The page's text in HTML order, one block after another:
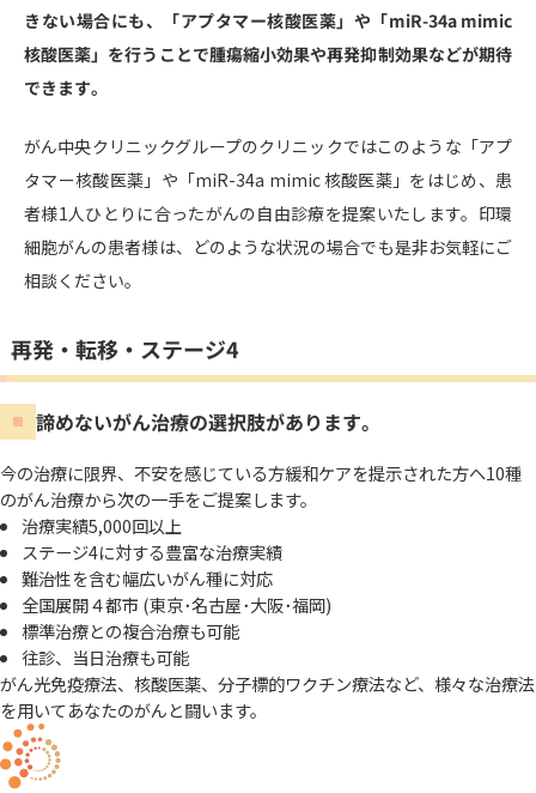
きない場合にも、「アプタマー核酸医薬」や「miR-34a mimic
核酸医薬」を行うことで腫瘍縮小効果や再発抑制効果などが期待
できます。
がん中央クリニックグループのクリニックではこのような「アプ
タマー核酸医薬」や「miR-34a mimic 核酸医薬」をはじめ、患
者様1人ひとりに合ったがんの自由診療を提案いたします。印環
細胞がんの患者様は、どのような状況の場合でも是非お気軽にご
相談ください。
再発・転移・ステージ4
諦めないがん治療の選択肢があります。
今の治療に限界、不安を感じている方緩和ケアを提示された方へ10種
のがん治療から次の一手をご提案します。
治療実績5,000回以上
ステージ4に対する豊富な治療実績
難治性を含む幅広いがん種に対応
全国展開４都市 (東京･名古屋･大阪･福岡)
標準治療との複合治療も可能
往診、当日治療も可能
がん光免疫療法、核酸医薬、分子標的ワクチン療法など、様々な治療法
を用いてあなたのがんと闘います。